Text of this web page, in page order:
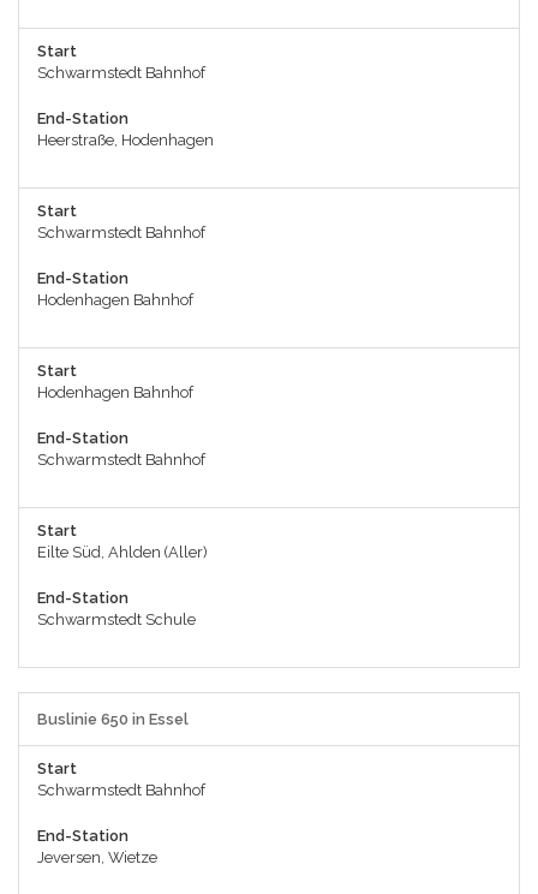
Start
Schwarmstedt Bahnhof
End-Station
Heerstraße, Hodenhagen
Start
Schwarmstedt Bahnhof
End-Station
Hodenhagen Bahnhof
Start
Hodenhagen Bahnhof
End-Station
Schwarmstedt Bahnhof
Start
Eilte Süd, Ahlden (Aller)
End-Station
Schwarmstedt Schule
Buslinie 650 in Essel
Start
Schwarmstedt Bahnhof
End-Station
Jeversen, Wietze